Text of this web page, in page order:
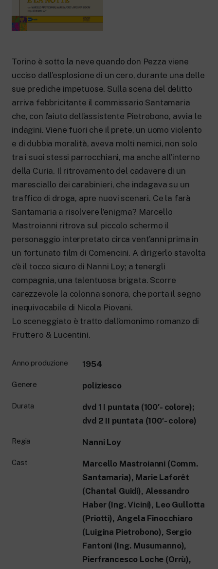
New 24 ore su 24: attualità, ultime notizie
e aggiornamenti.
Le redazioni regionali di RaiNews.
Rai TgR
Letteratura, Storia e molto altro.
Rai Cultura
Per le scuole secondarie di I e II grado,
l’Università, i Docenti e l’istruzione degli
adulti.
Rai Scuola
Torino è sotto la neve quando don Pezza viene
ucciso dall’esplosione di un cero, durante una delle
sue prediche impetuose. Sulla scena del delitto
arriva febbricitante il commissario Santamaria
che, con l’aiuto dell’assistente Pietrobono, avvia le
indagini. Viene fuori che il prete, un uomo violento
e di dubbia moralità, aveva molti nemici, non solo
tra i suoi stessi parrocchiani, ma anche all’interno
della Curia. Il ritrovamento del cadavere di un
maresciallo dei carabinieri, che indagava su un
traffico di droga, apre nuovi scenari. Ce la farà
Santamaria a risolvere l’enigma? Marcello
Mastroianni ritrova sul piccolo schermo il
personaggio interpretato circa vent’anni prima in
un fortunato film di Comencini. A dirigerlo stavolta
c’è il tocco sicuro di Nanni Loy; a tenergli
compagnia, una talentuosa brigata. Scorre
carezzevole la colonna sonora, che porta il segno
inequivocabile di Nicola Piovani.
Lo sceneggiato è tratto dall’omonimo romanzo di
Fruttero & Lucentini.
Anno produzione 1954
Genere poliziesco
Durata
dvd 1 I puntata (100′- colore);
dvd 2 II puntata (100′- colore)
Regia Nanni Loy
Cast
Marcello Mastroianni (Comm.
Santamaria), Marie Laforêt
(Chantal Guidi), Alessandro
Haber (Ing. Vicini), Leo Gullotta
(Priotti), Angela Finocchiaro
(Luigina Pietrobono), Sergio
Fantoni (Ing. Musumanno),
Pierfrancesco Loche (Orrù),